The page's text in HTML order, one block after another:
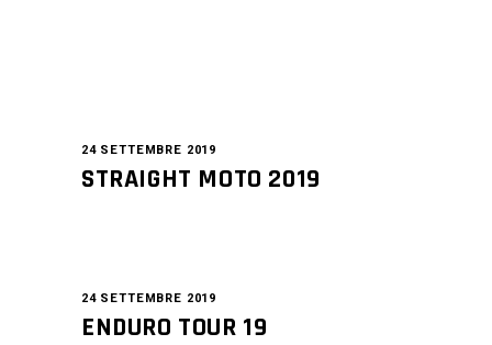
24 SETTEMBRE 2019
STRAIGHT MOTO 2019
24 SETTEMBRE 2019
ENDURO TOUR 19